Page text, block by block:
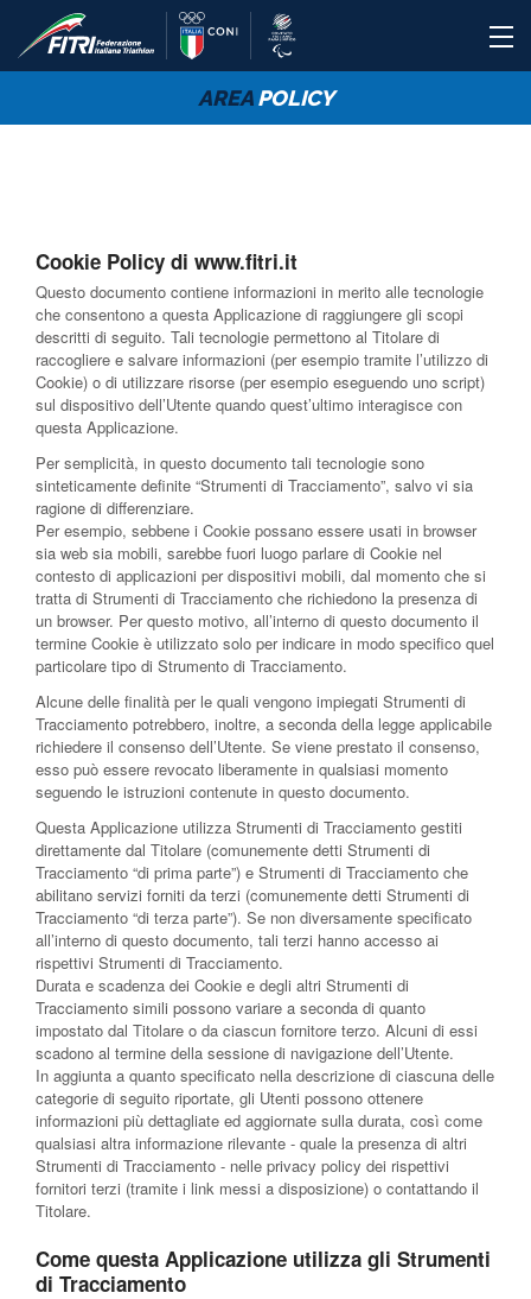
AREAPOLICY
Cookie Policy di www.fitri.it
Questo documento contiene informazioni in merito alle tecnologie
che consentono a questa Applicazione di raggiungere gli scopi
descritti di seguito. Tali tecnologie permettono al Titolare di
raccogliere e salvare informazioni (per esempio tramite l’utilizzo di
Cookie) o di utilizzare risorse (per esempio eseguendo uno script)
sul dispositivo dell’Utente quando quest’ultimo interagisce con
questa Applicazione.
Per semplicità, in questo documento tali tecnologie sono
sinteticamente definite “Strumenti di Tracciamento”, salvo vi sia
ragione di differenziare.
Per esempio, sebbene i Cookie possano essere usati in browser
sia web sia mobili, sarebbe fuori luogo parlare di Cookie nel
contesto di applicazioni per dispositivi mobili, dal momento che si
tratta di Strumenti di Tracciamento che richiedono la presenza di
un browser. Per questo motivo, all’interno di questo documento il
termine Cookie è utilizzato solo per indicare in modo specifico quel
particolare tipo di Strumento di Tracciamento.
Alcune delle finalità per le quali vengono impiegati Strumenti di
Tracciamento potrebbero, inoltre, a seconda della legge applicabile
richiedere il consenso dell’Utente. Se viene prestato il consenso,
esso può essere revocato liberamente in qualsiasi momento
seguendo le istruzioni contenute in questo documento.
Questa Applicazione utilizza Strumenti di Tracciamento gestiti
direttamente dal Titolare (comunemente detti Strumenti di
Tracciamento “di prima parte”) e Strumenti di Tracciamento che
abilitano servizi forniti da terzi (comunemente detti Strumenti di
Tracciamento “di terza parte”). Se non diversamente specificato
all’interno di questo documento, tali terzi hanno accesso ai
rispettivi Strumenti di Tracciamento.
Durata e scadenza dei Cookie e degli altri Strumenti di
Tracciamento simili possono variare a seconda di quanto
impostato dal Titolare o da ciascun fornitore terzo. Alcuni di essi
scadono al termine della sessione di navigazione dell’Utente.
In aggiunta a quanto specificato nella descrizione di ciascuna delle
categorie di seguito riportate, gli Utenti possono ottenere
informazioni più dettagliate ed aggiornate sulla durata, così come
qualsiasi altra informazione rilevante - quale la presenza di altri
Strumenti di Tracciamento - nelle privacy policy dei rispettivi
fornitori terzi (tramite i link messi a disposizione) o contattando il
Titolare.
Come questa Applicazione utilizza gli Strumenti
di Tracciamento